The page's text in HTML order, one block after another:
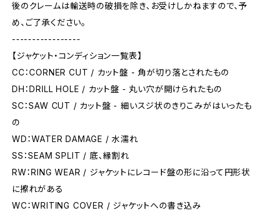
後のクレームは輸送時の破損を除き、お受けしかねますので、予
め、ご了承ください。
-----------------
【ジャケット・コンディション一覧表】
CC：CORNER CUT / カット盤 - 角が切り落とされたもの
DH：DRILL HOLE / カット盤 - 丸い穴が開けられたもの
SC：SAW CUT / カット盤 - 細いスジ状のきりこみがはいったも
の
WD：WATER DAMAGE / 水濡れ
SS：SEAM SPLIT / 底、縁割れ
RW：RING WEAR / ジャケットにレコード盤の形に沿って円形状
に擦れがある
WC：WRITING COVER / ジャケットへの書き込み